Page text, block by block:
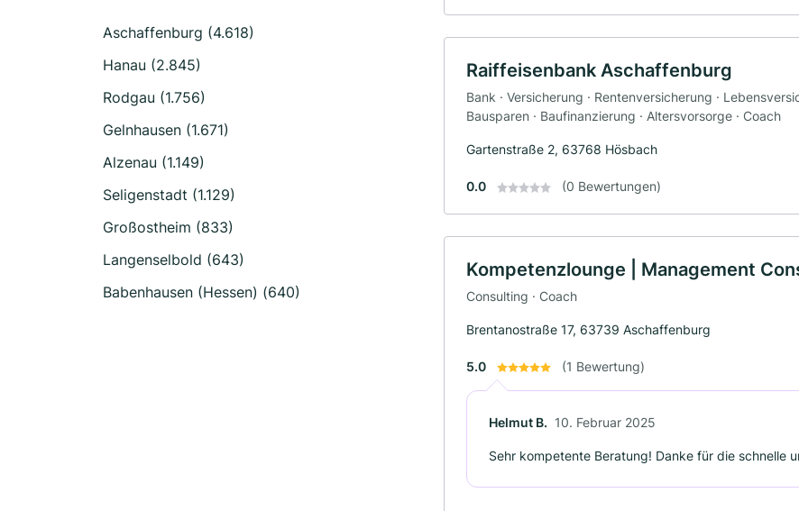
Aschaffenburg (4.618)
Hanau (2.845)
Rodgau (1.756)
Gelnhausen (1.671)
Alzenau (1.149)
Seligenstadt (1.129)
Großostheim (833)
Langenselbold (643)
Babenhausen (Hessen) (640)
Raiffeisenbank Aschaffenburg
Bank · Versicherung · Rentenversicherung ·
Bausparen · Baufinanzierung · Altersvorsorge · Coach
Gartenstraße 2, 63768 Hösbach
0.0 (0 Bewertungen)
Kompetenzlounge | Management
Consulting · Coach
Brentanostraße 17, 63739 Aschaffenburg
5.0 (1 Bewertung)
Helmut B. 10. Februar 2025
Sehr kompetente Beratung! Danke für die schnelle